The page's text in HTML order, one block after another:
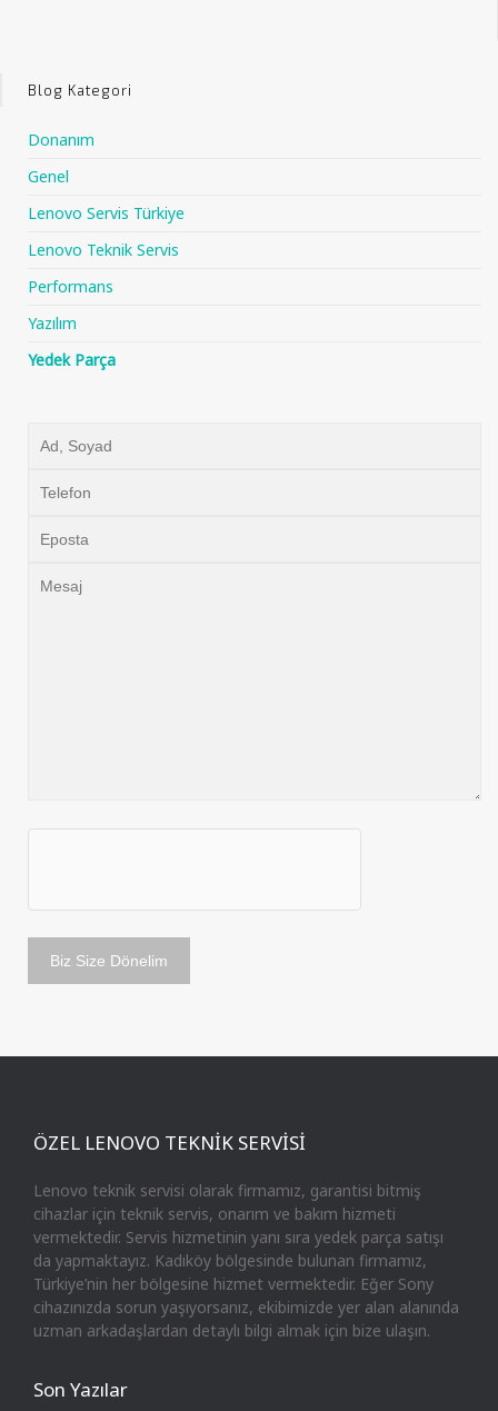
Blog Kategori
Donanım
Genel
Lenovo Servis Türkiye
Lenovo Teknik Servis
Performans
Yazılım
Yedek Parça
ÖZEL LENOVO TEKNİK SERVİSİ
Lenovo teknik servisi olarak firmamız, garantisi bitmiş
cihazlar için teknik servis, onarım ve bakım hizmeti
vermektedir. Servis hizmetinin yanı sıra yedek parça satışı
da yapmaktayız. Kadıköy bölgesinde bulunan firmamız,
Türkiye’nin her bölgesine hizmet vermektedir. Eğer Sony
cihazınızda sorun yaşıyorsanız, ekibimizde yer alan alanında
uzman arkadaşlardan detaylı bilgi almak için bize ulaşın.
Son Yazılar